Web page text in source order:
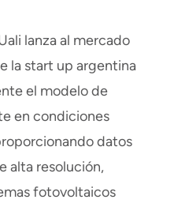
lanza al mercado
la start up argentina
el modelo de
en condiciones
datos
alta resolución,
fotovoltaicos